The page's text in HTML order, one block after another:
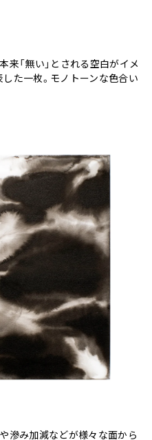
来「無い」とされる空白がイメ
た一枚。モノトーンな色合い
滲み加減などが様々な面から